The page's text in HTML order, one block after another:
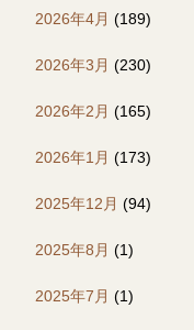
2026年4月 (189)
2026年3月 (230)
2026年2月 (165)
2026年1月 (173)
2025年12月 (94)
2025年8月 (1)
2025年7月 (1)